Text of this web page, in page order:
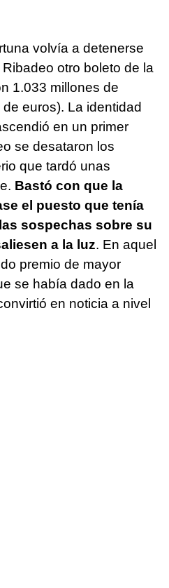
volvía a detenerse
otro boleto de la
1.033 millones de
euros). La identidad
en un primer
se desataron los
que tardó unas
Bastó con que la
el puesto que tenía
sospechas sobre su
a la luz. En aquel
premio de mayor
se había dado en la
en noticia a nivel